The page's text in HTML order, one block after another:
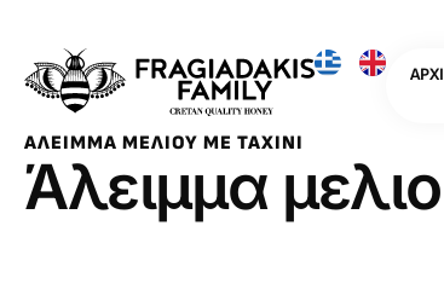
ΆΛΕΙΜΜΑ ΜΕΛΙΟΎ ΜΕ ΤΑΧΊΝΙ
Άλειμμα